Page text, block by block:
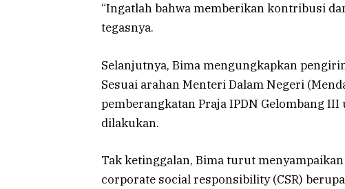
“Ingatlah bahwa memberikan kontribusi
tegasnya.
Selanjutnya, Bima mengungkapkan
Sesuai arahan Menteri Dalam Negeri
pemberangkatan Praja IPDN Gelombang
dilakukan.
Tak ketinggalan, Bima turut
corporate social responsibility (CSR)